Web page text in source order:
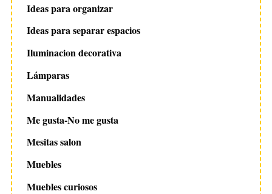
Ideas para organizar
Ideas para separar espacios
Iluminacion decorativa
Lámparas
Manualidades
Me gusta-No me gusta
Mesitas salon
Muebles
Muebles curiosos